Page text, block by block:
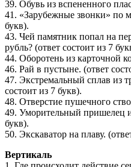
39. Обувь из вспененного
41. «Зарубежные звонки» по
букв).
43. Чей памятник попал на
рубль? (ответ состоит из 7
44. Оборотень из карточной
46. Рай в пустыне. (ответ
47. Экстремальный сплав из
состоит из 7 букв).
48. Отверстие пушечного
49. Уморительный пришелец
букв).
50. Экскаватор на плаву.
Вертикаль